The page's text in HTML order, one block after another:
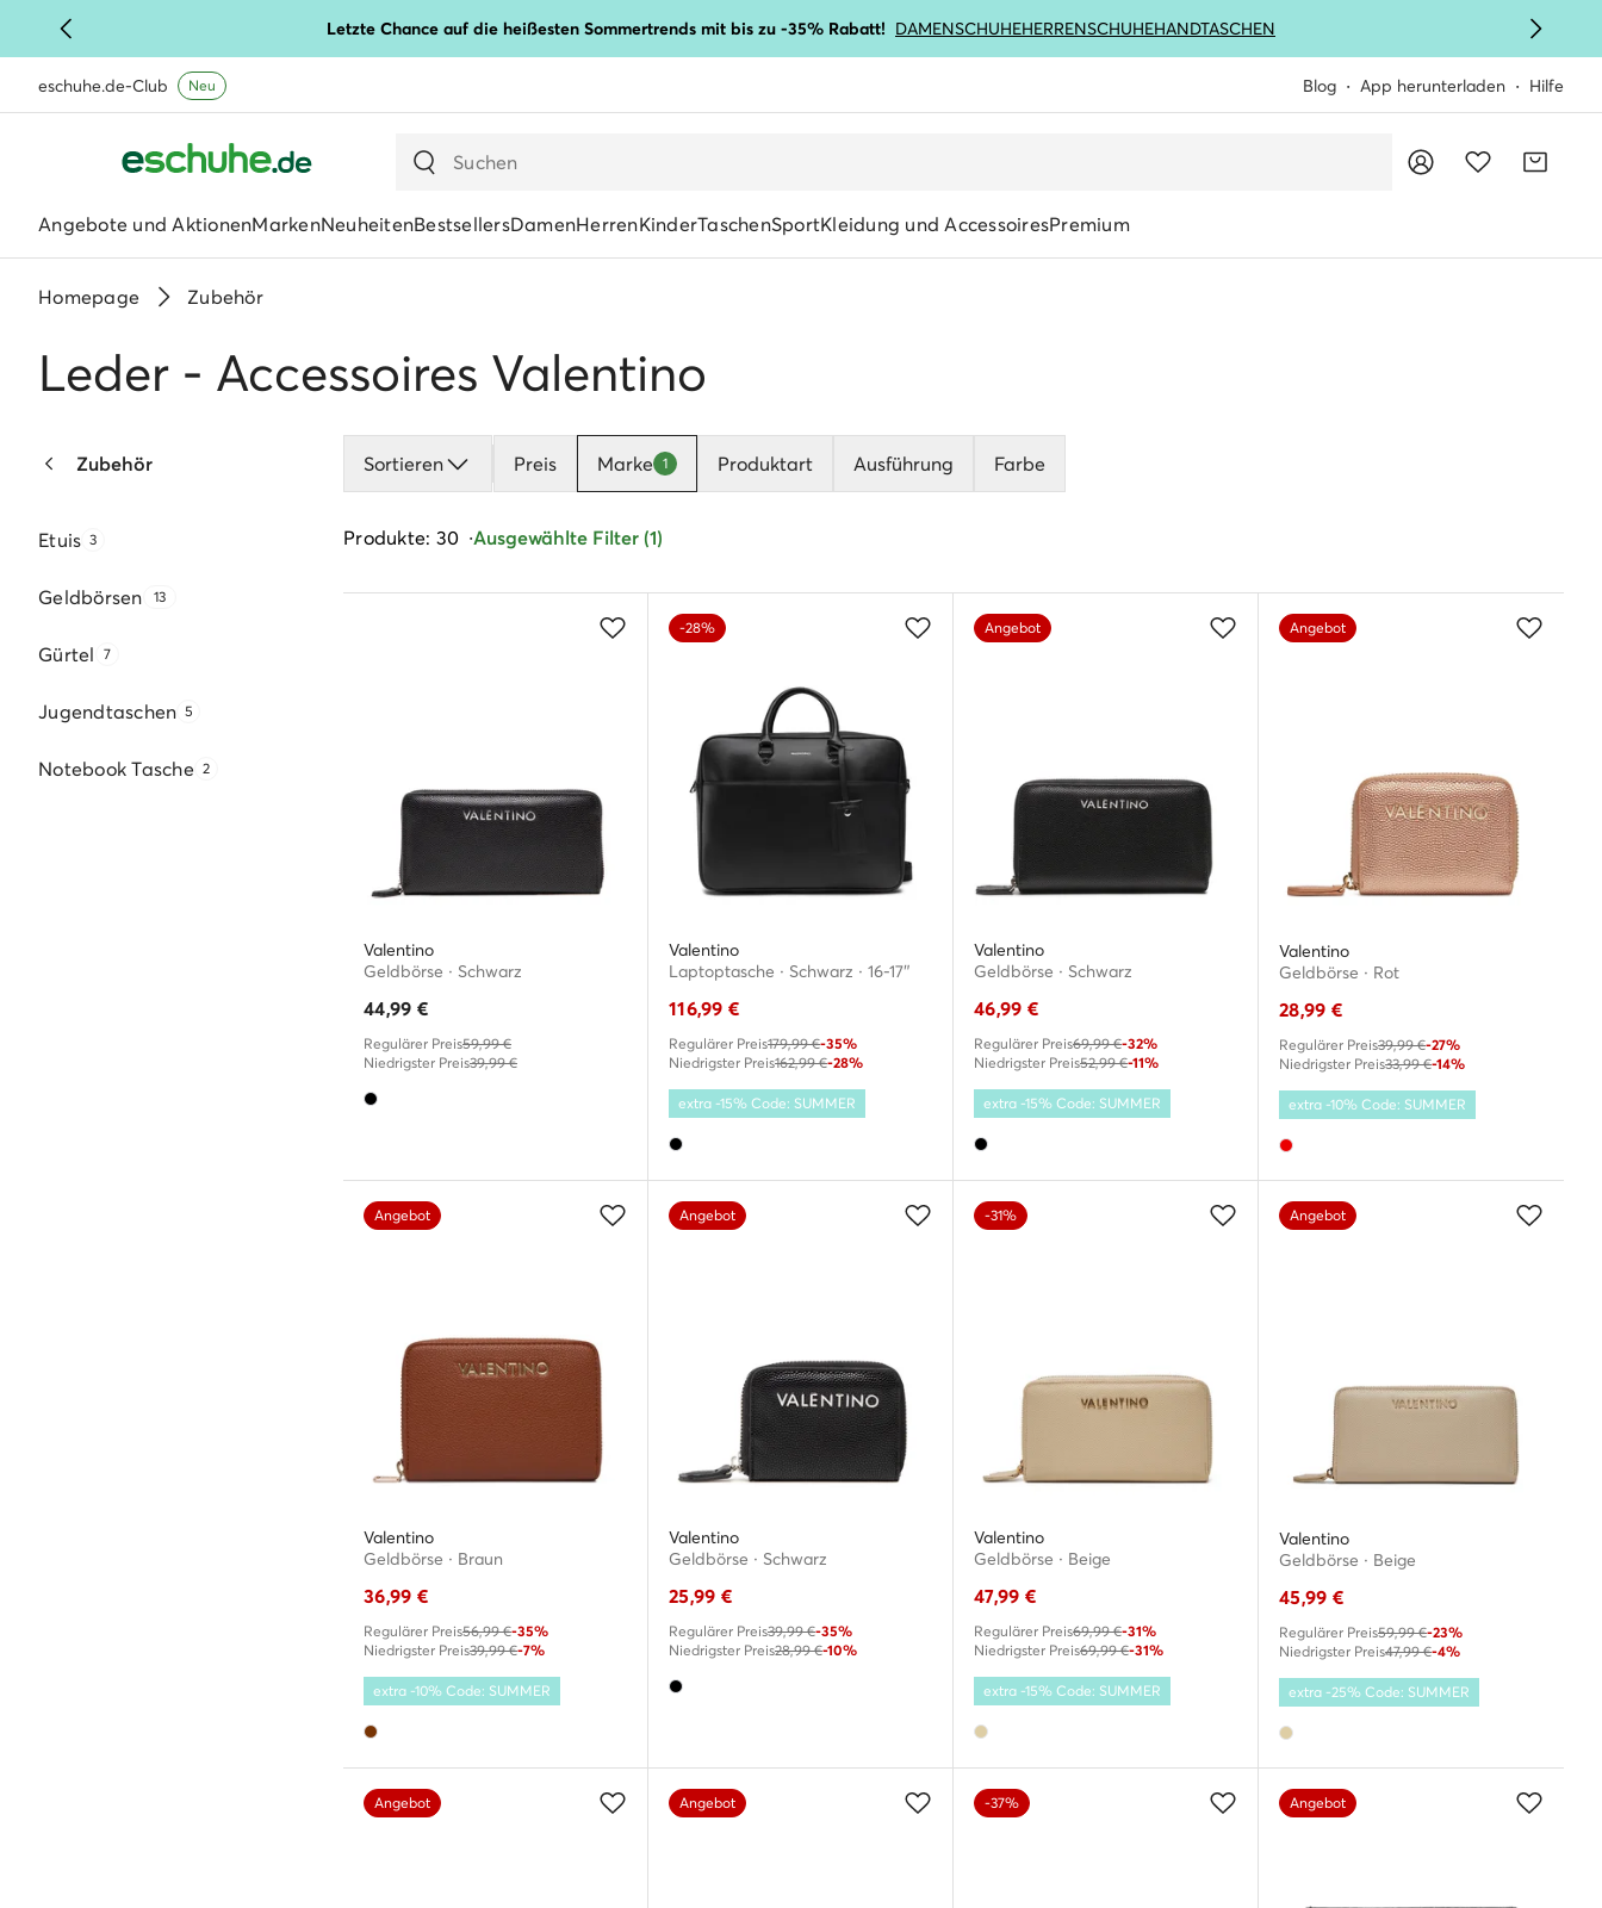
Letzte Chance auf die heißesten Sommertrends mit bis zu -35% Rabatt! DAMENSCHUHEHERRENSCHUHEHANDTASCHEN
eschuhe.de-Club Neu Blog App herunterladen Hilfe
Angebote und AktionenMarkenNeuheitenBestsellersDamenHerrenKinderTaschenSportKleidung und AccessoiresPremium
Homepage Zubehör
Leder - Accessoires Valentino
Zubehör
Etuis 3
Geldbörsen 13
Gürtel 7
Jugendtaschen 5
Notebook Tasche 2
Sortieren Preis Marke 1 Produktart Ausführung Farbe
Produkte: 30 Ausgewählte Filter (1)
Valentino
Geldbörse · Schwarz
44,99 €
Regulärer Preis59,99 €
Niedrigster Preis39,99 €
-28%
Valentino
Laptoptasche · Schwarz · 16-17″
116,99 €
Regulärer Preis179,99 €-35%
Niedrigster Preis162,99 €-28%
extra -15% Code: SUMMER
Angebot
Valentino
Geldbörse · Schwarz
46,99 €
Regulärer Preis69,99 €-32%
Niedrigster Preis52,99 €-11%
extra -15% Code: SUMMER
Angebot
Valentino
Geldbörse · Rot
28,99 €
Regulärer Preis39,99 €-27%
Niedrigster Preis33,99 €-14%
extra -10% Code: SUMMER
Angebot
Valentino
Geldbörse · Braun
36,99 €
Regulärer Preis56,99 €-35%
Niedrigster Preis39,99 €-7%
extra -10% Code: SUMMER
Angebot
Valentino
Geldbörse · Schwarz
25,99 €
Regulärer Preis39,99 €-35%
Niedrigster Preis28,99 €-10%
-31%
Valentino
Geldbörse · Beige
47,99 €
Regulärer Preis69,99 €-31%
Niedrigster Preis69,99 €-31%
extra -15% Code: SUMMER
Angebot
Valentino
Geldbörse · Beige
45,99 €
Regulärer Preis59,99 €-23%
Niedrigster Preis47,99 €-4%
extra -25% Code: SUMMER
Angebot Angebot -37% Angebot